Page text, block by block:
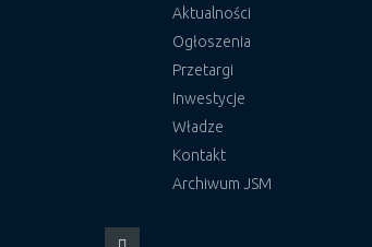
Aktualności
Ogłoszenia
Przetargi
Inwestycje
Władze
Kontakt
Archiwum JSM